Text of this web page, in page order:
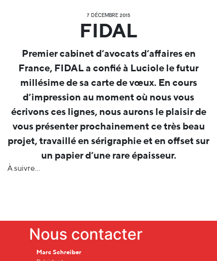
7 DÉCEMBRE 2015
FIDAL
Premier cabinet d’avocats d’affaires en
France, FIDAL a confié à Luciole le futur
millésime de sa carte de vœux. En cours
d’impression au moment où nous vous
écrivons ces lignes, nous aurons le plaisir de
vous présenter prochainement ce très beau
projet, travaillé en sérigraphie et en offset sur
un papier d’une rare épaisseur.
À suivre…
Nous contacter
Marc Schreiber